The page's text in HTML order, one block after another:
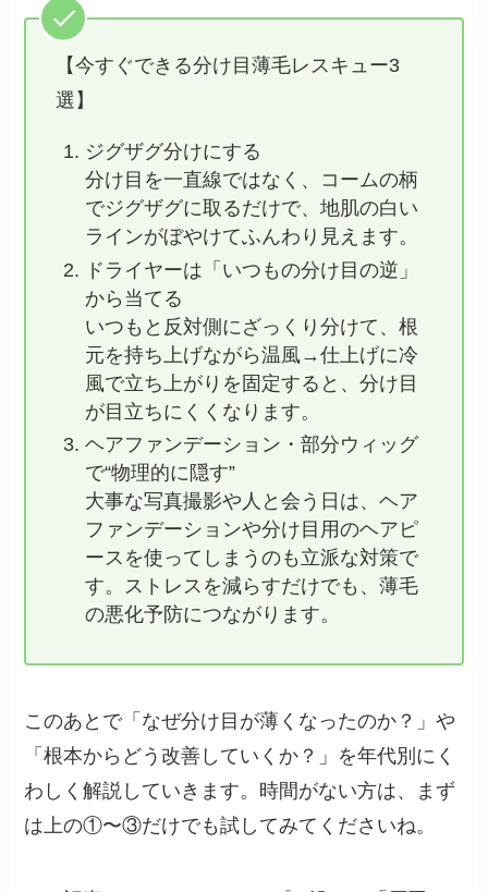
【今すぐできる分け目薄毛レスキュー3
選】
ジグザグ分けにする
分け目を一直線ではなく、コームの柄
でジグザグに取るだけで、地肌の白い
ラインがぼやけてふんわり見えます。
ドライヤーは「いつもの分け目の逆」
から当てる
いつもと反対側にざっくり分けて、根
元を持ち上げながら温風→仕上げに冷
風で立ち上がりを固定すると、分け目
が目立ちにくくなります。
ヘアファンデーション・部分ウィッグ
で“物理的に隠す”
大事な写真撮影や人と会う日は、ヘア
ファンデーションや分け目用のヘアピ
ースを使ってしまうのも立派な対策で
す。ストレスを減らすだけでも、薄毛
の悪化予防につながります。
このあとで「なぜ分け目が薄くなったのか？」や
「根本からどう改善していくか？」を年代別にく
わしく解説していきます。時間がない方は、まず
は上の①〜③だけでも試してみてくださいね。